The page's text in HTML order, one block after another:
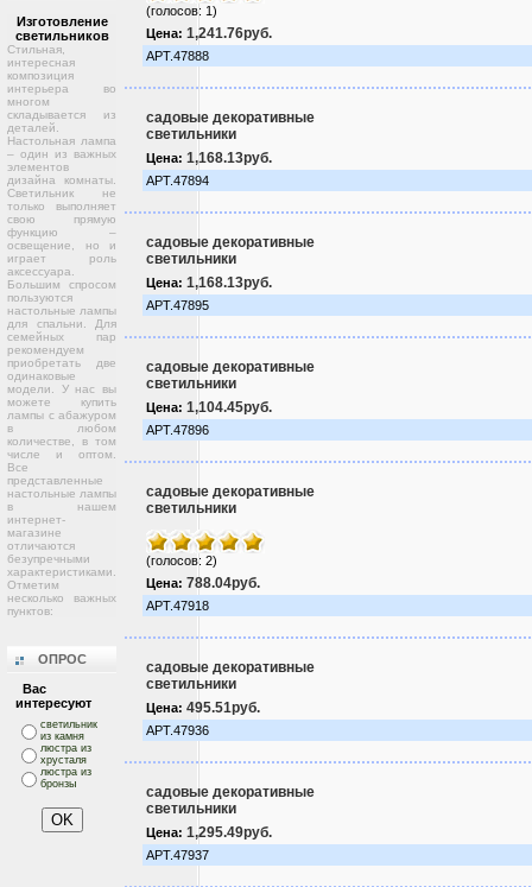
Изготовление
светильников
Стильная,
интересная
композиция
интерьера во
многом
складывается из
деталей.
Настольная лампа
– один из важных
элементов
дизайна комнаты.
Светильник не
только выполняет
свою прямую
функцию –
освещение, но и
играет роль
аксессуара.
Большим спросом
пользуются
настольные лампы
для спальни. Для
семейных пар
рекомендуем
приобретать две
одинаковые
модели. У нас вы
можете купить
лампы с абажуром
в любом
количестве, в том
числе и оптом.
Все
представленные
настольные лампы
в нашем
интернет-
магазине
отличаются
безупречными
характеристиками.
Отметим
несколько важных
пунктов:
ОПРОС
Вас
интересуют
светильник
из камня
люстра из
хрусталя
люстра из
бронзы
(голосов: 1)
Цена: 1,241.76руб.
АРТ.47888
садовые декоративные
светильники
Цена: 1,168.13руб.
АРТ.47894
садовые декоративные
светильники
Цена: 1,168.13руб.
АРТ.47895
садовые декоративные
светильники
Цена: 1,104.45руб.
АРТ.47896
садовые декоративные
светильники
(голосов: 2)
Цена: 788.04руб.
АРТ.47918
садовые декоративные
светильники
Цена: 495.51руб.
АРТ.47936
садовые декоративные
светильники
Цена: 1,295.49руб.
АРТ.47937